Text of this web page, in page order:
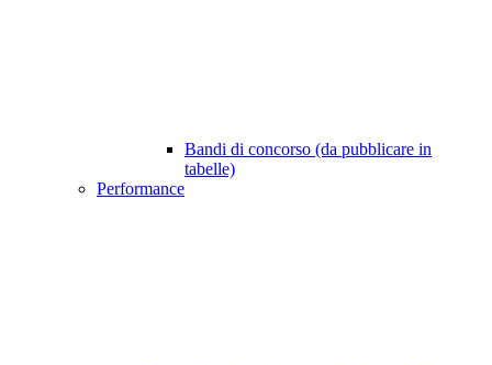
Bandi di concorso (da pubblicare in
tabelle)
Performance